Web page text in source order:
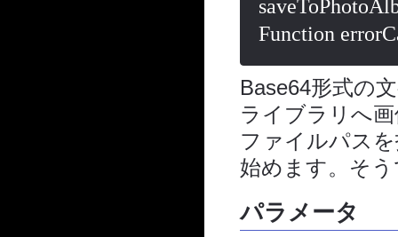
Function
Base64形式の
ライブラリへ
ファイルパス
始めます。そ
パラメータ